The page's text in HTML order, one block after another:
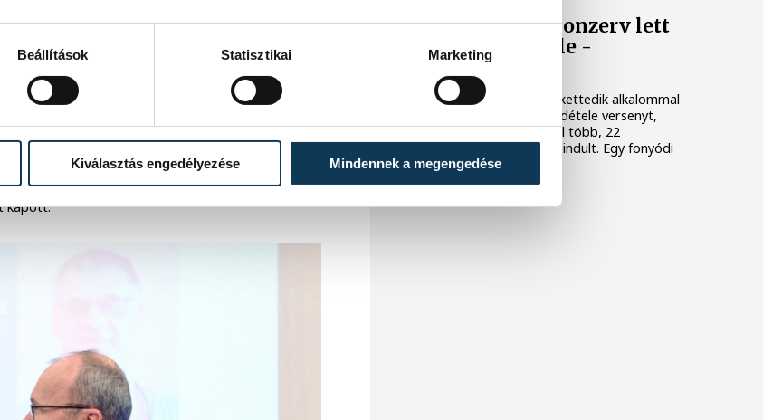
Beállítások Statisztikai Marketing
Kiválasztás engedélyezése Mindennek a megengedése
szerzett orvosi diplomát
a Perinatális
mindez egy
mely szükséges a
van a rizikószüléseknél,
ellátásánál.
rendezvények rendszeres
elismertségét az is
kapott.
Egy furcsa halkonzerv lett
az Év Strandétele -
mutatjuk!
A Balatoni Kör idén tizenkettedik alkalommal
hirdette meg az év strandétele versenyt,
amelyre minden eddiginél több, 22
vendéglátóhely 44 étellel indult. Egy fonyódi
hely nyert...